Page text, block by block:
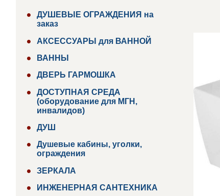
ДУШЕВЫЕ ОГРАЖДЕНИЯ на
заказ
АКСЕССУАРЫ для ВАННОЙ
ВАННЫ
ДВЕРЬ ГАРМОШКА
ДОСТУПНАЯ СРЕДА
(оборудование для МГН,
инвалидов)
ДУШ
Душевые кабины, уголки,
ограждения
ЗЕРКАЛА
ИНЖЕНЕРНАЯ САНТЕХНИКА